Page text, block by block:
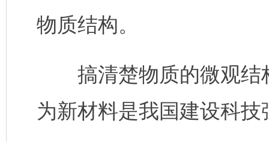
物质结构。
搞清楚物质的微观结
为新材料是我国建设科